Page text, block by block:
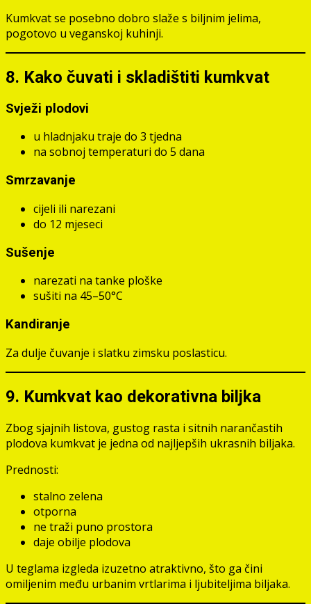
Kumkvat se posebno dobro slaže s biljnim jelima,
pogotovo u veganskoj kuhinji.
8. Kako čuvati i skladištiti kumkvat
Svježi plodovi
u hladnjaku traje do 3 tjedna
na sobnoj temperaturi do 5 dana
Smrzavanje
cijeli ili narezani
do 12 mjeseci
Sušenje
narezati na tanke ploške
sušiti na 45–50°C
Kandiranje
Za dulje čuvanje i slatku zimsku poslasticu.
9. Kumkvat kao dekorativna biljka
Zbog sjajnih listova, gustog rasta i sitnih narančastih
plodova kumkvat je jedna od najljepših ukrasnih biljaka.
Prednosti:
stalno zelena
otporna
ne traži puno prostora
daje obilje plodova
U teglama izgleda izuzetno atraktivno, što ga čini
omiljenim među urbanim vrtlarima i ljubiteljima biljaka.